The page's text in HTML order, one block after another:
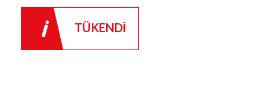
TÜKENDİ